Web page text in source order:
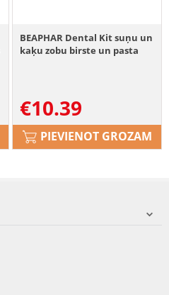
BEAPHAR Dental Kit suņu un
kaķu zobu birste un pasta
€10.39
PIEVIENOT GROZAM